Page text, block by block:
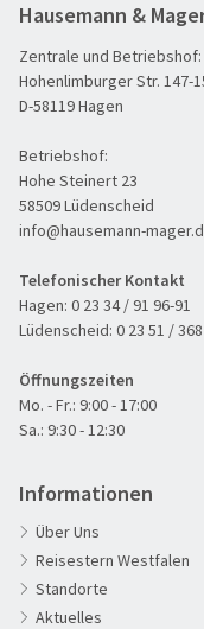
Hausemann &
Zentrale und Betriebshof:
Hohenlimburger Str. 147-
D-58119 Hagen
Betriebshof:
Hohe Steinert 23
58509 Lüdenscheid
info@hausemann-
Telefonischer Kontakt
Hagen: 0 23 34 / 91 96-91
Lüdenscheid: 0 23 51 /
Öffnungszeiten
Mo. - Fr.: 9:00 - 17:00
Sa.: 9:30 - 12:30
Informationen
Über Uns
Reisestern Westfalen
Standorte
Aktuelles